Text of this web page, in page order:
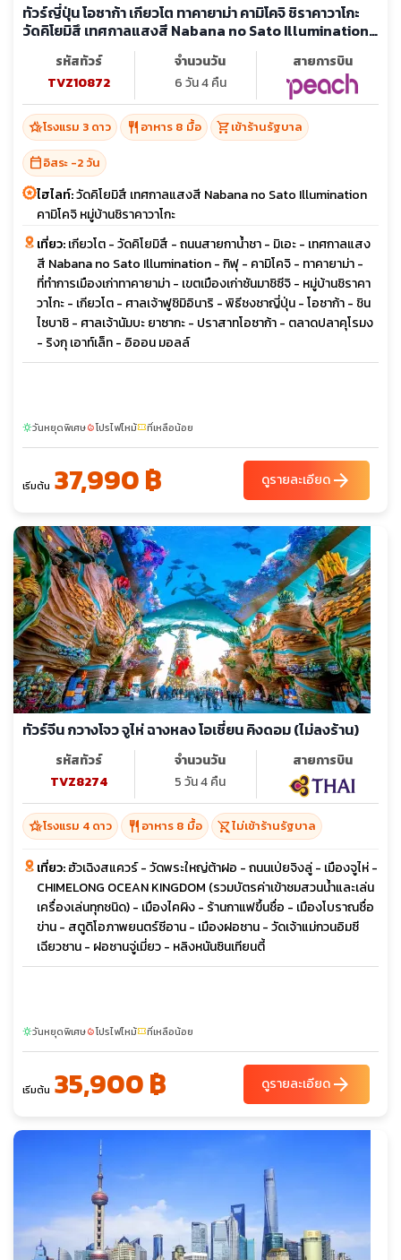
ทัวร์ญี่ปุ่น โอซาก้า เกียวโต ทาคายาม่า คามิโคจิ ชิราคาวาโกะ
วัดคิโยมิสึ เทศกาลแสงสี Nabana no Sato Illumination
คามิโคจิ หมู่บ้านชิราคาวาโกะ (ลงร้าน + อิสระ -2 วัน)
รหัสทัวร์
TVZ10872
จำนวนวัน
6 วัน 4 คืน
สายการบิน
hotel_classโรงแรม 3 ดาว restaurant อาหาร 8 มื้อ shopping_cartเข้าร้านรัฐบาล
calendar_todayอิสระ -2 วัน
ไฮไลท์:วัดคิโยมิสึ เทศกาลแสงสี Nabana no Sato Illumination
คามิโคจิ หมู่บ้านชิราคาวาโกะ
เที่ยว:เกียวโต - วัดคิโยมิสึ - ถนนสายกาน้ำชา - มิเอะ - เทศกาลแสง
สี Nabana no Sato Illumination - กิฟุ - คามิโคจิ - ทาคายาม่า -
ที่ทำการเมืองเก่าทาคายาม่า - เขตเมืองเก่าซันมาชิซีจิ - หมู่บ้านชิราคา
วาโกะ - เกียวโต - ศาลเจ้าฟูชิมิอินาริ - พิธีชงชาญี่ปุ่น - โอซาก้า - ชิน
ไซบาชิ - ศาลเจ้านัมบะ ยาซากะ - ปราสาทโอซาก้า - ตลาดปลาคุโรมง
- ริงกุ เอาท์เล็ท - อิออน มอลล์
sunnyวันหยุดพิเศษlocal_fire_departmentโปรไฟไหม้confirmation_numberที่เหลือน้อย
เริ่มต้น 37,990 ฿ ดูรายละเอียดarrow_forward
ทัวร์จีน กวางโจว จูไห่ ฉางหลง โอเชี่ยน คิงดอม (ไม่ลงร้าน)
รหัสทัวร์
TVZ8274
จำนวนวัน
5 วัน 4 คืน
สายการบิน
hotel_classโรงแรม 4 ดาว restaurant อาหาร 8 มื้อ shopping_cart_offไม่เข้าร้านรัฐบาล
เที่ยว:ฮัวเฉิงสแควร์ - วัดพระใหญ่ต้าฝอ - ถนนเป่ยจิงลู่ - เมืองจูไห่ -
CHIMELONG OCEAN KINGDOM (รวมบัตรค่าเข้าชมสวนน้ำและเล่น
เครื่องเล่นทุกชนิด) - เมืองไคผิง - ร้านกาแฟขึ้นชื่อ - เมืองโบราณชื่อ
ข่าน - สตูดิโอภาพยนตร์ซีอาน - เมืองฝอซาน - วัดเจ้าแม่กวนอิมซี
เฉียวซาน - ฝอซานจู่เมี่ยว - หลิงหนันซินเทียนตี้
sunnyวันหยุดพิเศษlocal_fire_departmentโปรไฟไหม้confirmation_numberที่เหลือน้อย
เริ่มต้น 35,900 ฿ ดูรายละเอียดarrow_forward